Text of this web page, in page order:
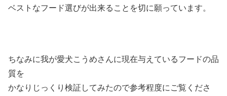
ベストなフード選びが出来ることを切に願っています。
ちなみに我が愛犬こうめさんに現在与えているフードの品
質を
かなりじっくり検証してみたので参考程度にご覧くださ